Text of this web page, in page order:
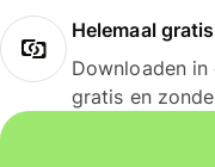
Helemaal
Downloaden in
gratis en